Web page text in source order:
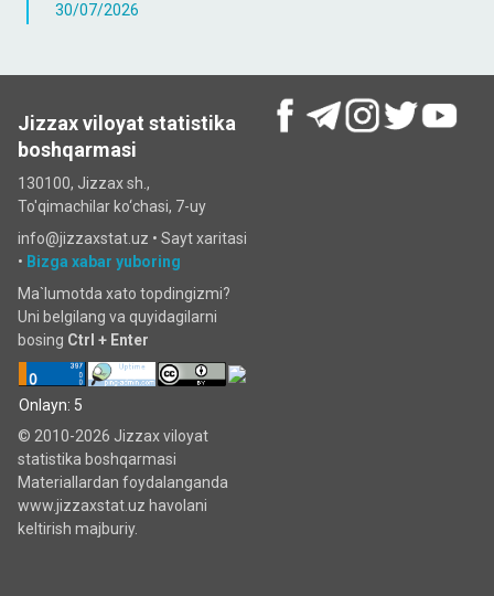
30/07/2026
Jizzax viloyat statistika
boshqarmasi
130100, Jizzax sh.,
To'qimachilar ko‘chаsi, 7-uy
info@jizzaxstat.uz • Sayt xaritasi
• Bizga xabar yuboring
Ma`lumotda xato topdingizmi?
Uni belgilang va quyidagilarni
bosing Ctrl + Enter
Onlayn: 5
© 2010-2026 Jizzax viloyat
statistika boshqarmasi
Materiallardan foydalanganda
www.jizzaxstat.uz havolani
keltirish majburiy.